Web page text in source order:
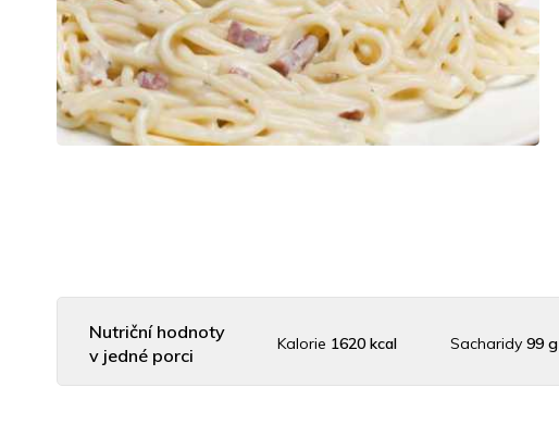
Nutriční hodnoty
v jedné porci
Kalorie 1620 kcal Sacharidy99 g